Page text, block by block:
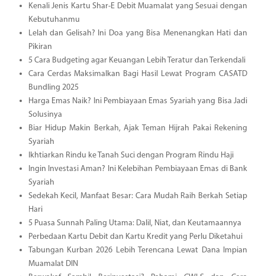
Kenali Jenis Kartu Shar-E Debit Muamalat yang Sesuai dengan
Kebutuhanmu
Lelah dan Gelisah? Ini Doa yang Bisa Menenangkan Hati dan
Pikiran
5 Cara Budgeting agar Keuangan Lebih Teratur dan Terkendali
Cara Cerdas Maksimalkan Bagi Hasil Lewat Program CASATD
Bundling 2025
Harga Emas Naik? Ini Pembiayaan Emas Syariah yang Bisa Jadi
Solusinya
Biar Hidup Makin Berkah, Ajak Teman Hijrah Pakai Rekening
Syariah
Ikhtiarkan Rindu ke Tanah Suci dengan Program Rindu Haji
Ingin Investasi Aman? Ini Kelebihan Pembiayaan Emas di Bank
Syariah
Sedekah Kecil, Manfaat Besar: Cara Mudah Raih Berkah Setiap
Hari
5 Puasa Sunnah Paling Utama: Dalil, Niat, dan Keutamaannya
Perbedaan Kartu Debit dan Kartu Kredit yang Perlu Diketahui
Tabungan Kurban 2026 Lebih Terencana Lewat Dana Impian
Muamalat DIN